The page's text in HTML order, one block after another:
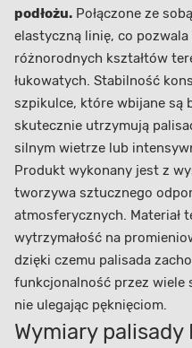
podłożu. Połączone ze
elastyczną linię, co
różnorodnych kształtów
łukowatych. Stabilność
szpikulce, które wbijane są
skutecznie utrzymują
silnym wietrze lub
Produkt wykonany jest z
tworzywa sztucznego
atmosferycznych. Materiał
wytrzymałość na
dzięki czemu palisada
funkcjonalność przez wiele
nie ulegając pęknięciom.
Wymiary palisady